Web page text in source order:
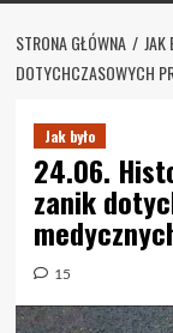
STRONA GŁÓWNA JAK
DOTYCHCZASOWYCH
Jak było
24.06.
zanik
15